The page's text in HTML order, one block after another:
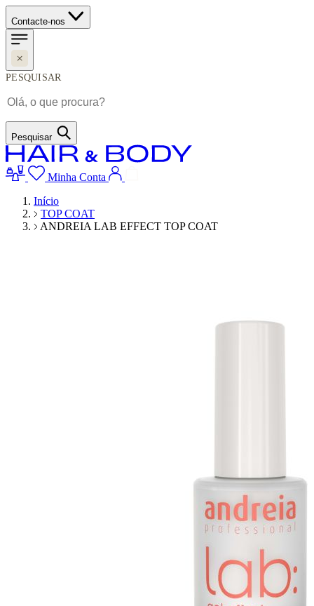
Contacte-nos
PESQUISAR
Pesquisar
Minha Conta
Início
TOP COAT
ANDREIA LAB EFFECT TOP COAT